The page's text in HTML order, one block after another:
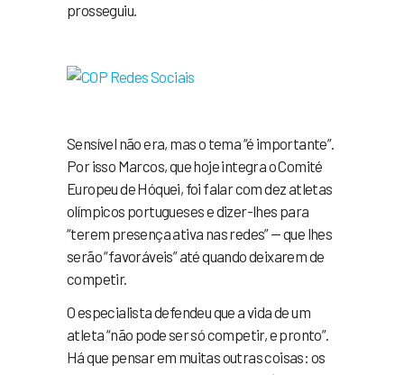
prosseguiu.
Sensível não era, mas o tema “é importante”.
Por isso Marcos, que hoje integra o Comité
Europeu de Hóquei, foi falar com dez atletas
olímpicos portugueses e dizer-lhes para
“terem presença ativa nas redes” — que lhes
serão “favoráveis” até quando deixarem de
competir.
O especialista defendeu que a vida de um
atleta “não pode ser só competir, e pronto”.
Há que pensar em muitas outras coisas: os